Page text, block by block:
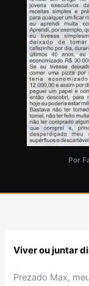
Por
Viver ou juntar
Prezado Max,